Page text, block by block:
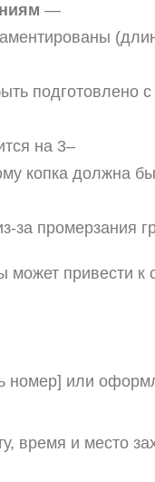
—
подготовлено с
на 3–
копка должна
промерзания
может привести к
номер] или
время и место